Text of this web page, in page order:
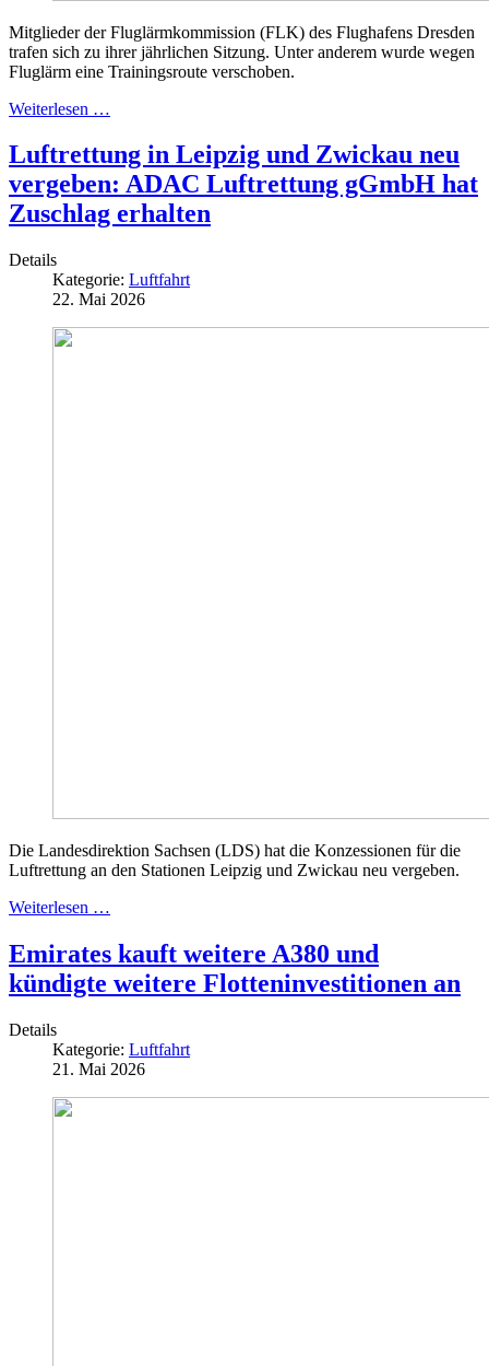
Mitglieder der Fluglärmkommission (FLK) des Flughafens Dresden
trafen sich zu ihrer jährlichen Sitzung. Unter anderem wurde wegen
Fluglärm eine Trainingsroute verschoben.
Weiterlesen …
Luftrettung in Leipzig und Zwickau neu
vergeben: ADAC Luftrettung gGmbH hat
Zuschlag erhalten
Details
Kategorie: Luftfahrt
22. Mai 2026
Die Landesdirektion Sachsen (LDS) hat die Konzessionen für die
Luftrettung an den Stationen Leipzig und Zwickau neu vergeben.
Weiterlesen …
Emirates kauft weitere A380 und
kündigte weitere Flotteninvestitionen an
Details
Kategorie: Luftfahrt
21. Mai 2026